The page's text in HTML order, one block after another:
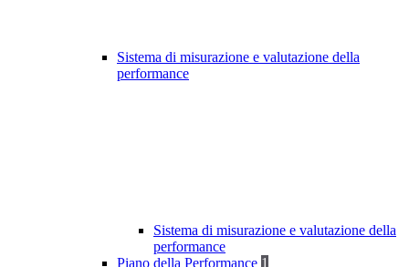
Sistema di misurazione e valutazione della
performance
Sistema di misurazione e valutazione della
performance
Piano della Performance 1